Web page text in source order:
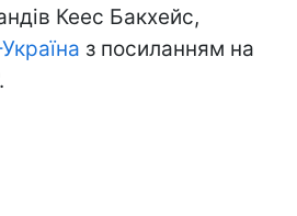
Кеес Бакхейс,
з посиланням на